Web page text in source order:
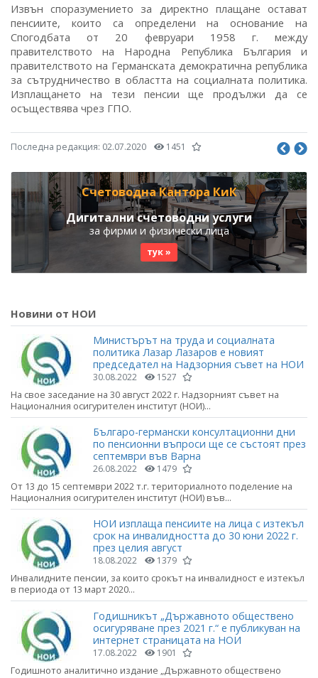
Извън споразумението за директно плащане остават
пенсиите, които са определени на основание на
Спогодбата от 20 февруари 1958 г. между
правителството на Народна Република България и
правителството на Германската демократична република
за сътрудничество в областта на социалната политика.
Изплащането на тези пенсии ще продължи да се
осъществява чрез ГПО.
Последна редакция: 02.07.2020 1451
Счетоводна Кантора КиК
Дигитални счетоводни услуги
за фирми и физически лица
тук »
Новини от НОИ
Министърът на труда и социалната
политика Лазар Лазаров е новият
председател на Надзорния съвет на НОИ
30.08.2022 1527
На свое заседание на 30 август 2022 г. Надзорният съвет на
Националния осигурителен институт (НОИ)...
Българо-германски консултационни дни
по пенсионни въпроси ще се състоят през
септември във Варна
26.08.2022 1479
От 13 до 15 септември 2022 т.г. териториалното поделение на
Националния осигурителен институт (НОИ) във...
НОИ изплаща пенсиите на лица с изтекъл
срок на инвалидността до 30 юни 2022 г.
през целия август
18.08.2022 1379
Инвалидните пенсии, за които срокът на инвалидност е изтекъл
в периода от 13 март 2020...
Годишникът „Държавното обществено
осигуряване през 2021 г.“ е публикуван на
интернет страницата на НОИ
17.08.2022 1901
Годишното аналитично издание „Държавното обществено